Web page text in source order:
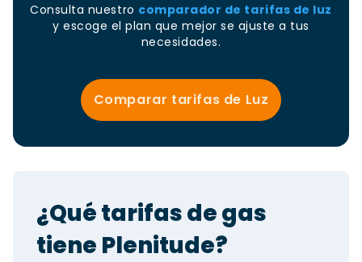
Consulta nuestro comparador de tarifas de luz
y escoge el plan que mejor se ajuste a tus
necesidades.
Comparar tarifas de Luz
¿Qué tarifas de gas
tiene Plenitude?